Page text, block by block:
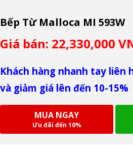
Bếp Từ Malloca MI 593W
Giá bán: 22,330,000
Khách hàng nhanh tay liên
và giảm giá lên đến 10-15%
MUA NGAY
Ưu đãi đến 10%